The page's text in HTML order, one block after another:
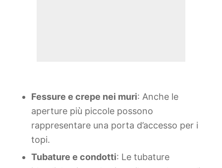
Fessure e crepe nei muri: Anche le
aperture più piccole possono
rappresentare una porta d’accesso per i
topi.
Tubature e condotti: Le tubature